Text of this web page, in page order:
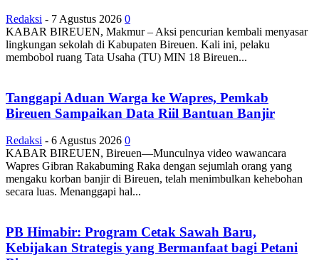
Redaksi - 7 Agustus 2026 0
KABAR BIREUEN, Makmur – Aksi pencurian kembali menyasar
lingkungan sekolah di Kabupaten Bireuen. Kali ini, pelaku
membobol ruang Tata Usaha (TU) MIN 18 Bireuen...
Tanggapi Aduan Warga ke Wapres, Pemkab
Bireuen Sampaikan Data Riil Bantuan Banjir
Redaksi - 6 Agustus 2026 0
KABAR BIREUEN, Bireuen—Munculnya video wawancara
Wapres Gibran Rakabuming Raka dengan sejumlah orang yang
mengaku korban banjir di Bireuen, telah menimbulkan kehebohan
secara luas. Menanggapi hal...
PB Himabir: Program Cetak Sawah Baru,
Kebijakan Strategis yang Bermanfaat bagi Petani